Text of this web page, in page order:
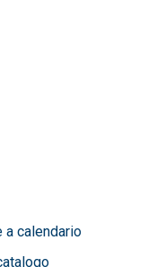
a calendario